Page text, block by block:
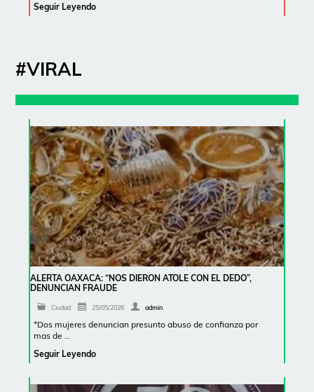
Seguir Leyendo
#VIRAL
ALERTA OAXACA: “NOS DIERON ATOLE CON EL DEDO”,
DENUNCIAN FRAUDE
Ciudad 25/05/2026 admin
*Dos mujeres denuncian presunto abuso de confianza por
mas de …
Seguir Leyendo